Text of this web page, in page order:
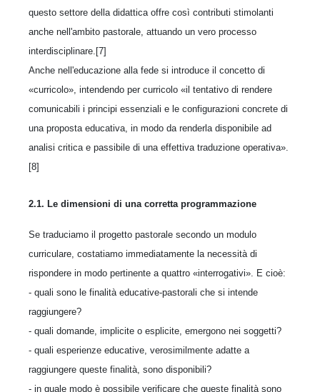
questo settore della didattica offre così contributi stimolanti
anche nell'ambito pastorale, attuando un vero processo
interdisciplinare.[7]
Anche nell'educazione alla fede si introduce il concetto di
«curricolo», intendendo per curricolo «il tentativo di rendere
comunicabili i principi essenziali e le configurazioni concrete di
una proposta educativa, in modo da renderla disponibile ad
analisi critica e passibile di una effettiva traduzione operativa».
[8]
2.1. Le dimensioni di una corretta programmazione
Se traduciamo il progetto pastorale secondo un modulo
curriculare, costatiamo immediatamente la necessità di
rispondere in modo pertinente a quattro «interrogativi». E cioè:
- quali sono le finalità educative-pastorali che si intende
raggiungere?
- quali domande, implicite o esplicite, emergono nei soggetti?
- quali esperienze educative, verosimilmente adatte a
raggiungere queste finalità, sono disponibili?
- in quale modo è possibile verificare che queste finalità sono